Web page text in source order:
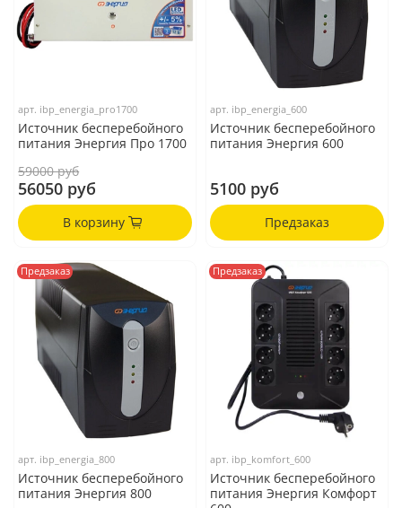
арт. ibp_energia_pro1700
Источник бесперебойного
питания Энергия Про 1700
59000 руб
56050 руб
В корзину
арт. ibp_energia_600
Источник бесперебойного
питания Энергия 600
5100 руб
Предзаказ
Предзаказ
арт. ibp_energia_800
Источник бесперебойного
питания Энергия 800
Предзаказ
арт. ibp_komfort_600
Источник бесперебойного
питания Энергия Комфорт